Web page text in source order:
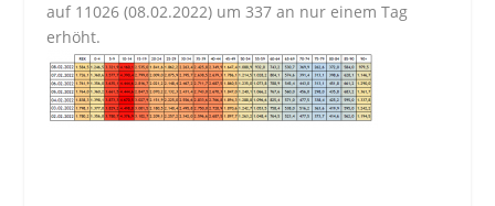
auf 11026 (08.02.2022) um 337 an nur einem Tag
erhöht.